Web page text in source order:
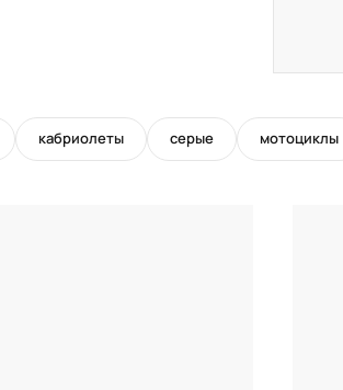
кабриолеты серые мотоциклы